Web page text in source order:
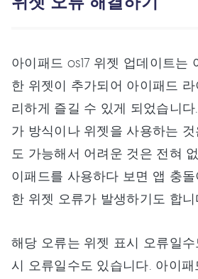
아이패드 os17 위젯 업데이트는
한 위젯이 추가되어 아이패드
리하게 즐길 수 있게 되었습니
가 방식이나 위젯을 사용하는
도 가능해서 어려운 것은 전혀
이패드를 사용하다 보면 앱 충
한 위젯 오류가 발생하기도 합니
해당 오류는 위젯 표시 오류일
시 오류일수도 있습니다. 아이